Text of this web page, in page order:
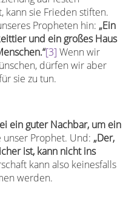
kann sie Frieden stiften.
Propheten hin: „Ein
und ein großes Haus
[3] Wenn wir
dürfen wir aber
sie zu tun.
ein guter Nachbar, um ein
unser Prophet. Und: „Der,
ist, kann nicht ins
kann also keinesfalls
werden.